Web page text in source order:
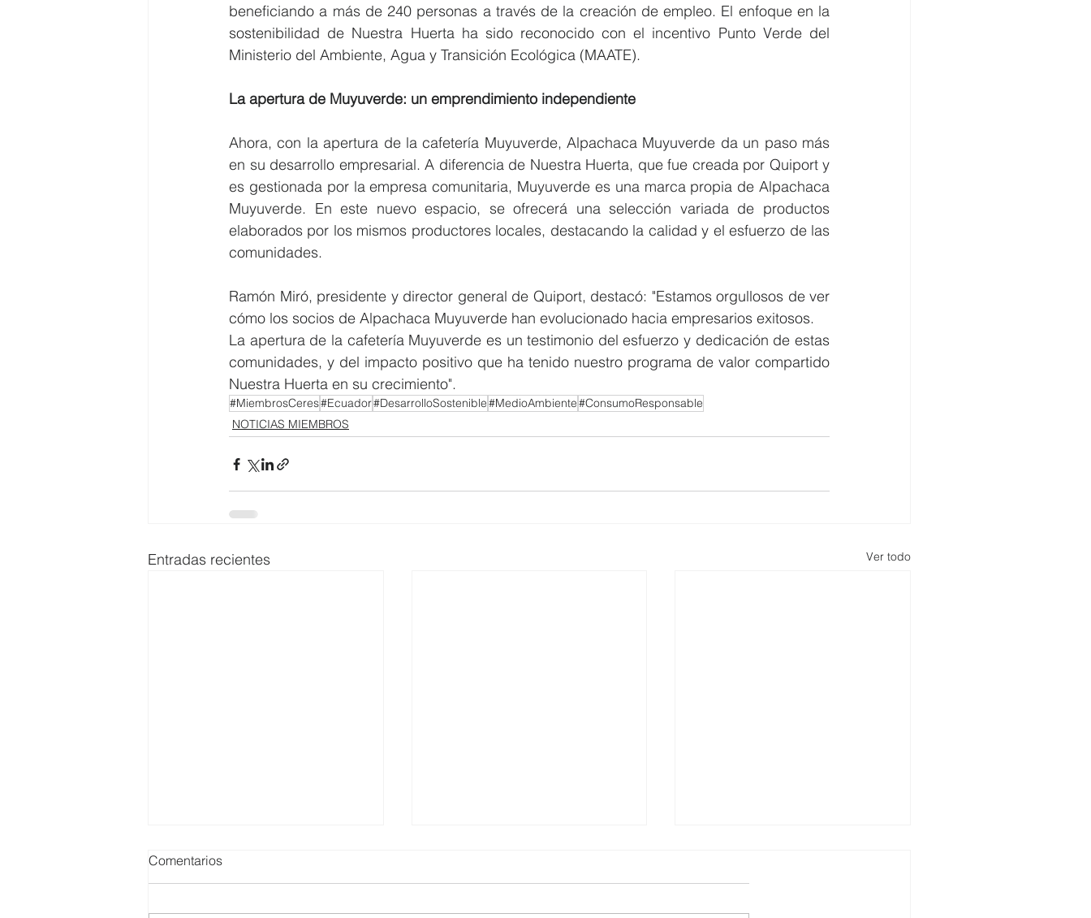
beneficiando a más de 240 personas a través de la creación de empleo. El enfoque en la
sostenibilidad de Nuestra Huerta ha sido reconocido con el incentivo Punto Verde del
Ministerio del Ambiente, Agua y Transición Ecológica (MAATE).
La apertura de Muyuverde: un emprendimiento independiente
Ahora, con la apertura de la cafetería Muyuverde, Alpachaca Muyuverde da un paso más
en su desarrollo empresarial. A diferencia de Nuestra Huerta, que fue creada por Quiport y
es gestionada por la empresa comunitaria, Muyuverde es una marca propia de Alpachaca
Muyuverde. En este nuevo espacio, se ofrecerá una selección variada de productos
elaborados por los mismos productores locales, destacando la calidad y el esfuerzo de las
comunidades.
Ramón Miró, presidente y director general de Quiport, destacó: "Estamos orgullosos de ver
cómo los socios de Alpachaca Muyuverde han evolucionado hacia empresarios exitosos.
La apertura de la cafetería Muyuverde es un testimonio del esfuerzo y dedicación de estas
comunidades, y del impacto positivo que ha tenido nuestro programa de valor compartido
Nuestra Huerta en su crecimiento".
#MiembrosCeres#Ecuador#DesarrolloSostenible#MedioAmbiente#ConsumoResponsable
NOTICIAS MIEMBROS
Entradas recientes Ver todo
Comentarios